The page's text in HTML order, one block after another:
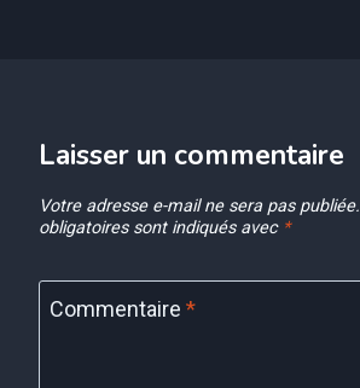
Laisser un commentaire
Votre adresse e-mail ne sera pas publiée.
obligatoires sont indiqués avec *
Commentaire *